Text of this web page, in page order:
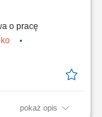
o pracę
pokaż opis